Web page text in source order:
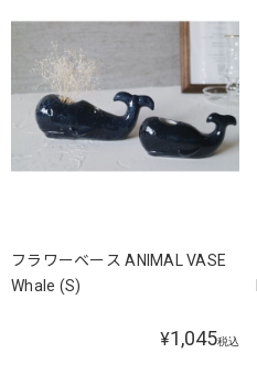
フラワーベース ANIMAL VASE
Whale (S)
¥1,045税込